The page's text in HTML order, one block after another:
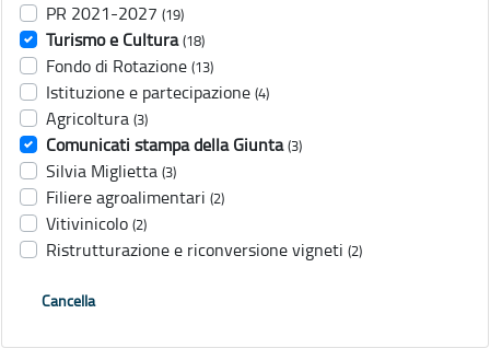
PR 2021-2027 (19)
Turismo e Cultura (18)
Fondo di Rotazione (13)
Istituzione e partecipazione (4)
Agricoltura (3)
Comunicati stampa della Giunta (3)
Silvia Miglietta (3)
Filiere agroalimentari (2)
Vitivinicolo (2)
Ristrutturazione e riconversione vigneti (2)
Cancella